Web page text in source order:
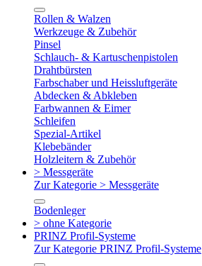
Rollen & Walzen
Werkzeuge & Zubehör
Pinsel
Schlauch- & Kartuschenpistolen
Drahtbürsten
Farbschaber und Heissluftgeräte
Abdecken & Abkleben
Farbwannen & Eimer
Schleifen
Spezial-Artikel
Klebebänder
Holzleitern & Zubehör
> Messgeräte
Zur Kategorie > Messgeräte
Bodenleger
> ohne Kategorie
PRINZ Profil-Systeme
Zur Kategorie PRINZ Profil-Systeme